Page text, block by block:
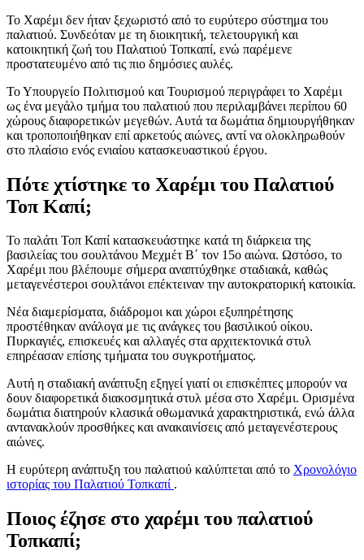
Το Χαρέμι δεν ήταν ξεχωριστό από το ευρύτερο σύστημα του
παλατιού. Συνδεόταν με τη διοικητική, τελετουργική και
κατοικητική ζωή του Παλατιού Τοπκαπί, ενώ παρέμενε
προστατευμένο από τις πιο δημόσιες αυλές.
Το Υπουργείο Πολιτισμού και Τουρισμού περιγράφει το Χαρέμι
ως ένα μεγάλο τμήμα του παλατιού που περιλαμβάνει περίπου 60
χώρους διαφορετικών μεγεθών. Αυτά τα δωμάτια δημιουργήθηκαν
και τροποποιήθηκαν επί αρκετούς αιώνες, αντί να ολοκληρωθούν
στο πλαίσιο ενός ενιαίου κατασκευαστικού έργου.
Πότε χτίστηκε το Χαρέμι του Παλατιού
Τοπ Καπί;
Το παλάτι Τοπ Καπί κατασκευάστηκε κατά τη διάρκεια της
βασιλείας του σουλτάνου Μεχμέτ Β΄ τον 15ο αιώνα. Ωστόσο, το
Χαρέμι που βλέπουμε σήμερα αναπτύχθηκε σταδιακά, καθώς
μεταγενέστεροι σουλτάνοι επέκτειναν την αυτοκρατορική κατοικία.
Νέα διαμερίσματα, διάδρομοι και χώροι εξυπηρέτησης
προστέθηκαν ανάλογα με τις ανάγκες του βασιλικού οίκου.
Πυρκαγιές, επισκευές και αλλαγές στα αρχιτεκτονικά στυλ
επηρέασαν επίσης τμήματα του συγκροτήματος.
Αυτή η σταδιακή ανάπτυξη εξηγεί γιατί οι επισκέπτες μπορούν να
δουν διαφορετικά διακοσμητικά στυλ μέσα στο Χαρέμι. Ορισμένα
δωμάτια διατηρούν κλασικά οθωμανικά χαρακτηριστικά, ενώ άλλα
αντανακλούν προσθήκες και ανακαινίσεις από μεταγενέστερους
αιώνες.
Η ευρύτερη ανάπτυξη του παλατιού καλύπτεται από το Χρονολόγιο
ιστορίας του Παλατιού Τοπκαπί .
Ποιος έζησε στο χαρέμι του παλατιού
Τοπκαπί;